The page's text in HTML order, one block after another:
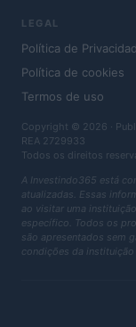
LEGAL
Política de
Política de cookies
Termos de uso
Copyright © 2026 ·
REA 2729933
Todos os direitos
A Investindo365 está
atualizadas. Essas
ao visitar uma
específico. Todos os
são apresentados sem
condições da instituição